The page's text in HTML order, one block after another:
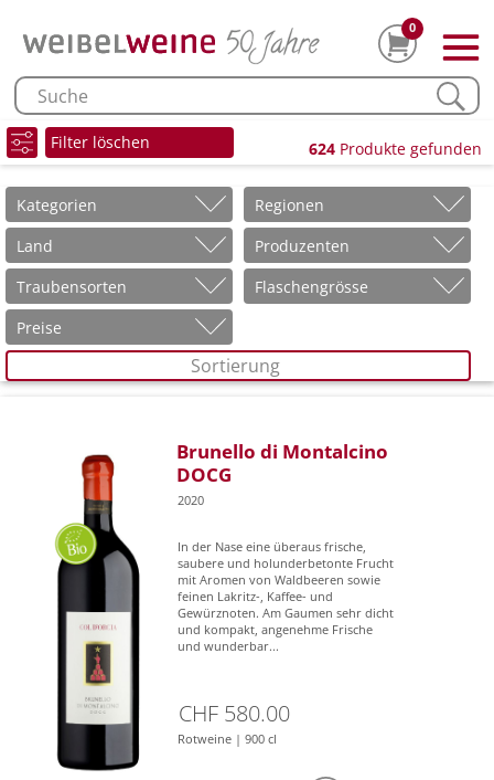
0
Filter löschen 624 Produkte gefunden
Kategorien
Regionen
Land
Produzenten
Traubensorten
Flaschengrösse
Preise
Sortierung
Brunello di Montalcino
DOCG
2020
In der Nase eine überaus frische,
saubere und holunderbetonte Frucht
mit Aromen von Waldbeeren sowie
feinen Lakritz-, Kaffee- und
Gewürznoten. Am Gaumen sehr dicht
und kompakt, angenehme Frische
und wunderbar...
CHF 580.00
Rotweine | 900 cl